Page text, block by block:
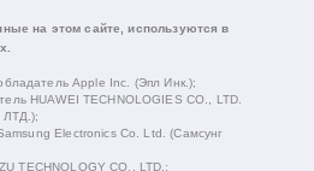
на этом сайте, используются в
Apple Inc. (Эпл Инк.);
HUAWEI TECHNOLOGIES CO., LTD.
Electronics Co. Ltd. (Самсунг
TECHNOLOGY CO., LTD.;